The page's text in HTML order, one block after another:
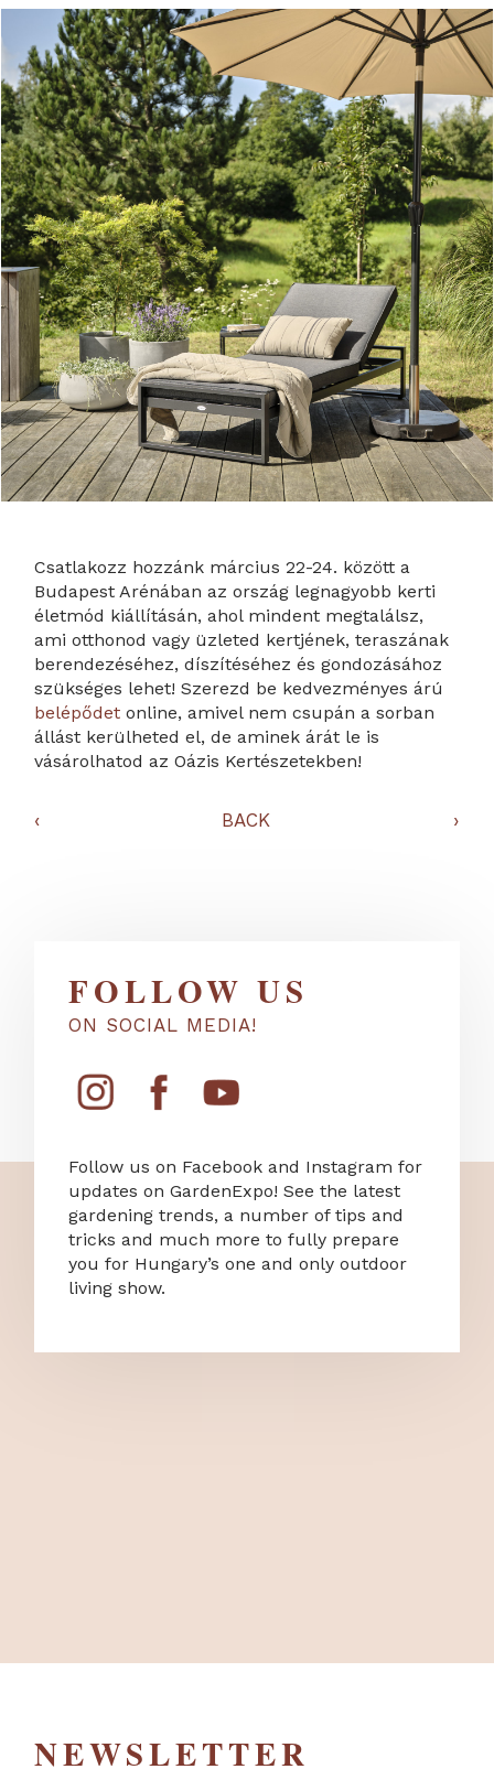
Csatlakozz hozzánk március 22-24. között a
Budapest Arénában az ország legnagyobb kerti
életmód kiállításán, ahol mindent megtalálsz,
ami otthonod vagy üzleted kertjének, teraszának
berendezéséhez, díszítéséhez és gondozásához
szükséges lehet! Szerezd be kedvezményes árú
belépődet online, amivel nem csupán a sorban
állást kerülheted el, de aminek árát le is
vásárolhatod az Oázis Kertészetekben!
‹ BACK ›
FOLLOW US
ON SOCIAL MEDIA!
Follow us on Facebook and Instagram for
updates on GardenExpo! See the latest
gardening trends, a number of tips and
tricks and much more to fully prepare
you for Hungary’s one and only outdoor
living show.
NEWSLETTER